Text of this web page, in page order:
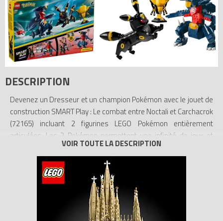
DESCRIPTION
Devenez un Dresseur et un champion Pokémon avec le jouet de
construction SMART Play : Le combat entre Noctali et Carchacrok
(72165) incluant 2 figurines LEGO Pokémon entièrement
articulées. Les 2 Pokémon permettent une infinité de jeux et
s’accompagnent d’une grande Poké Ball et d’un trophée. Les 2
Pokémon intègrent chacun un SMART Tag. Les SMART Briques
incluses dans les sets Tout-en-un (vendus séparément)
donnent vie aux aventures des Dresseurs Pokémon grâce à des
possibilités de jeu interactives et immersives, permettant aux
Pokémon et à d’autres éléments de jeu dotés d’un SMART Tag